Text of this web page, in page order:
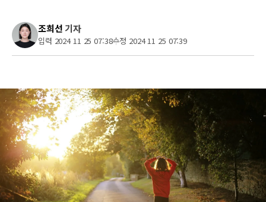
조희선기자
입력 2024 11 25 07:38수정 2024 11 25 07:39